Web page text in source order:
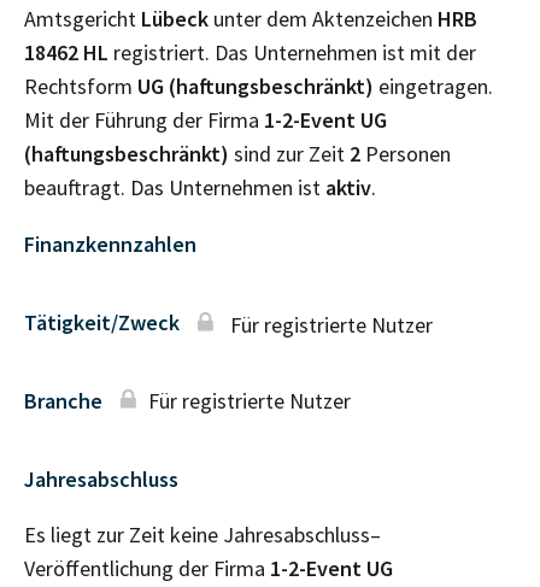
Amtsgericht Lübeck unter dem Aktenzeichen HRB
18462 HL registriert. Das Unternehmen ist mit der
Rechtsform UG (haftungsbeschränkt) eingetragen.
Mit der Führung der Firma 1-2-Event UG
(haftungsbeschränkt) sind zur Zeit 2 Personen
beauftragt. Das Unternehmen ist aktiv.
Finanzkennzahlen
Tätigkeit/Zweck Für registrierte Nutzer
Branche Für registrierte Nutzer
Jahresabschluss
Es liegt zur Zeit keine Jahresabschluss–
Veröffentlichung der Firma 1-2-Event UG